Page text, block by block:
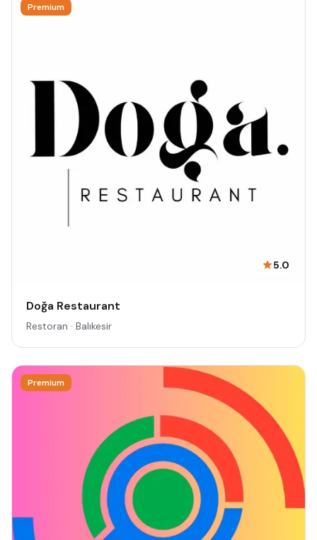
Premium
5.0
Doğa Restaurant
Restoran · Balıkesir
Premium